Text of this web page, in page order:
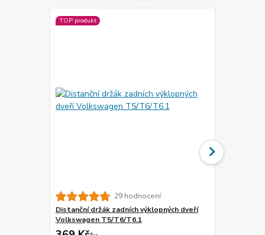
TOP produkt
29 hodnocení
Distanční držák zadních výklopných dveří
Volkswagen T5/T6/T6.1